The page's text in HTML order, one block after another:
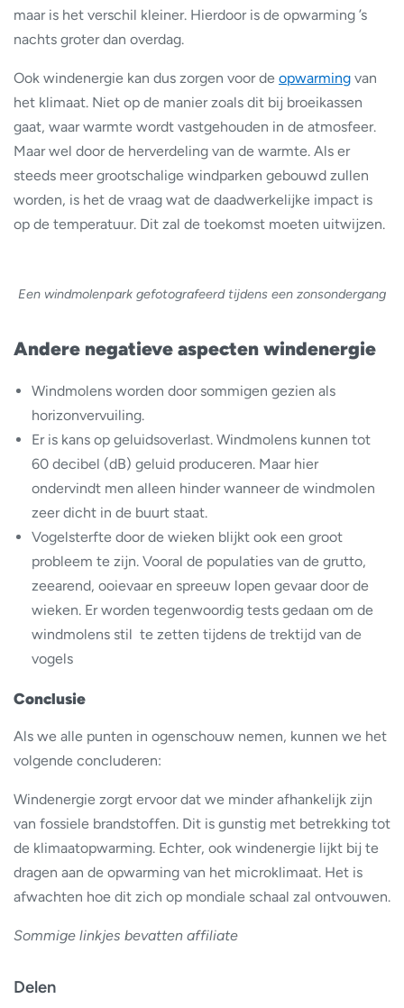
maar is het verschil kleiner. Hierdoor is de opwarming ’s
nachts groter dan overdag.
Ook windenergie kan dus zorgen voor de opwarming van
het klimaat. Niet op de manier zoals dit bij broeikassen
gaat, waar warmte wordt vastgehouden in de atmosfeer.
Maar wel door de herverdeling van de warmte. Als er
steeds meer grootschalige windparken gebouwd zullen
worden, is het de vraag wat de daadwerkelijke impact is
op de temperatuur. Dit zal de toekomst moeten uitwijzen.
Een windmolenpark gefotografeerd tijdens een zonsondergang
Andere negatieve aspecten windenergie
Windmolens worden door sommigen gezien als
horizonvervuiling.
Er is kans op geluidsoverlast. Windmolens kunnen tot
60 decibel (dB) geluid produceren. Maar hier
ondervindt men alleen hinder wanneer de windmolen
zeer dicht in de buurt staat.
Vogelsterfte door de wieken blijkt ook een groot
probleem te zijn. Vooral de populaties van de grutto,
zeearend, ooievaar en spreeuw lopen gevaar door de
wieken. Er worden tegenwoordig tests gedaan om de
windmolens stil te zetten tijdens de trektijd van de
vogels
Conclusie
Als we alle punten in ogenschouw nemen, kunnen we het
volgende concluderen:
Windenergie zorgt ervoor dat we minder afhankelijk zijn
van fossiele brandstoffen. Dit is gunstig met betrekking tot
de klimaatopwarming. Echter, ook windenergie lijkt bij te
dragen aan de opwarming van het microklimaat. Het is
afwachten hoe dit zich op mondiale schaal zal ontvouwen.
Sommige linkjes bevatten affiliate
Delen